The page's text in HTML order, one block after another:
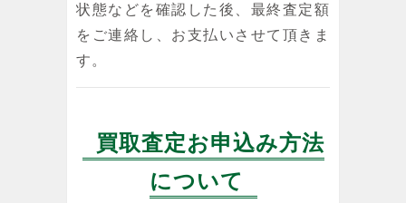
状態などを確認した後、最終査定額
をご連絡し、お支払いさせて頂きま
す。
買取査定お申込み方法
について